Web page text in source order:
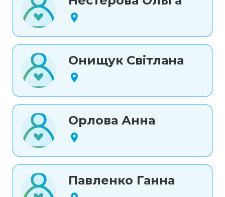
Онищук Світлана
Орлова Анна
Павленко Ганна